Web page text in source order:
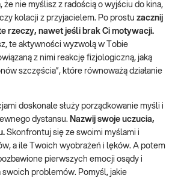
że nie myślisz z radością o wyjściu do kina,
kolacji z przyjacielem. Po prostu zacznij
rzeczy, nawet jeśli brak Ci motywacji.
te aktywności wyzwolą w Tobie
z nimi reakcję fizjologiczną, jaką
szczęścia”, które równoważą działanie
doskonale służy porządkowanie myśli i
dystansu. Nazwij swoje uczucia,
Skonfrontuj się ze swoimi myślami i
a ile Twoich wyobrażeń i lęków. A potem
pierwszych emocji osądy i
problemów. Pomyśl, jakie